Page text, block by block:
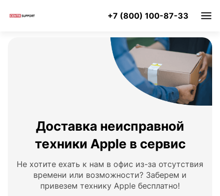
+7 (800) 100-87-33
Доставка неисправной
техники Apple в сервис
Не хотите ехать к нам в офис из-за отсутствия
времени или возможности? Заберем и
привезем технику Apple бесплатно!